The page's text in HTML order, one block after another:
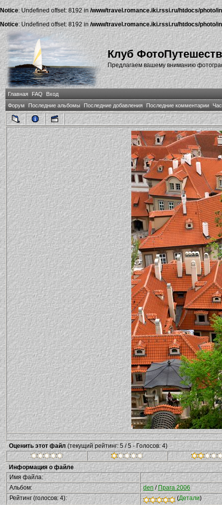
Notice: Undefined offset: 8192 in /www/travel.romance.iki.rssi.ru/htdocs/photo/
Notice: Undefined offset: 8192 in/www/travel.romance.iki.rssi.ru/htdocs/photo/
Клуб
Предлагаем вашему вниманию
Главная FAQ
Вход
Форум
Последние альбомы Последние добавления Последние комментарии
Оценить этот файл(текущий рейтинг: 5 / 5 - Голосов: 4)
Информация о файле
Имя файла:
Альбом:
den /Прага 2006
Рейтинг (голосов: 4):
(Детали)